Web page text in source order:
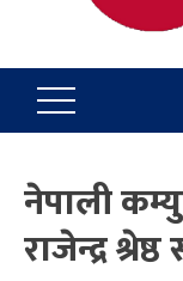
नेपाली
राजेन्द्र